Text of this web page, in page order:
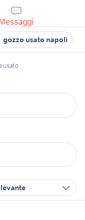
gozzo usato napoli
usato